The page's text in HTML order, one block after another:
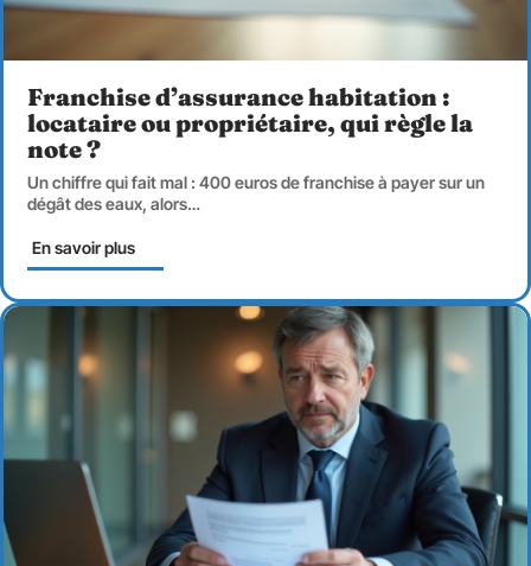
Franchise d’assurance habitation :
locataire ou propriétaire, qui règle la
note ?
Un chiffre qui fait mal : 400 euros de franchise à payer sur un
dégât des eaux, alors…
En savoir plus